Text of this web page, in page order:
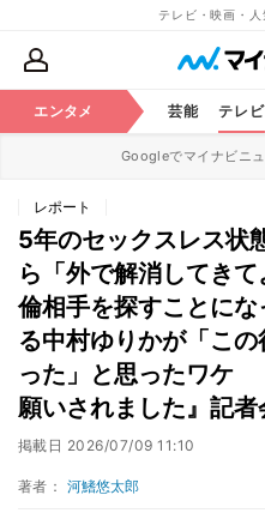
テレビ・映画・
エンタメ 芸能 テレビ
Googleでマイナビニ
レポート
5年のセックスレス状
ら「外で解消してき
倫相手を探すことに
る中村ゆりかが「こ
った」と思ったワケ
願いされました』記者
掲載日 2026/07/09 11:10
著者： 河鰭悠太郎